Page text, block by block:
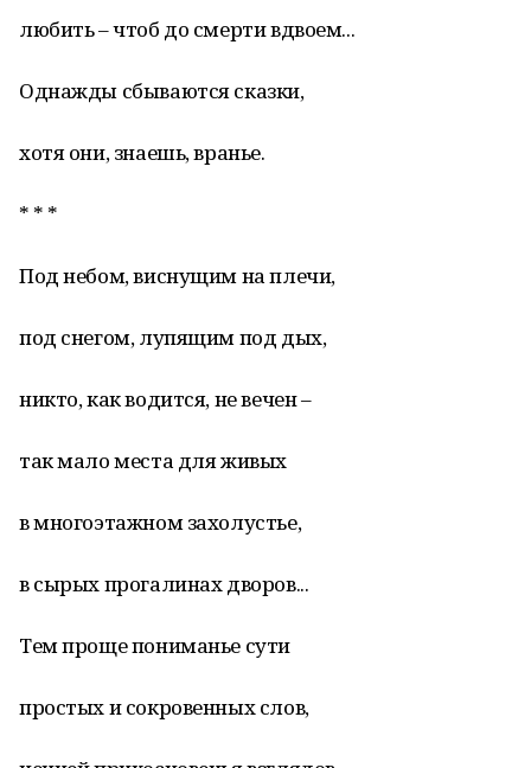
любить – чтоб до смерти вдвоем...
Однажды сбываются сказки,
хотя они, знаешь, вранье.
* * *
Под небом, виснущим на плечи,
под снегом, лупящим под дых,
никто, как водится, не вечен –
так мало места для живых
в многоэтажном захолустье,
в сырых прогалинах дворов...
Тем проще пониманье сути
простых и сокровенных слов,